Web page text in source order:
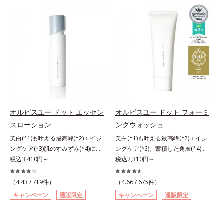
いメイクを落とす際は、乾いた手に
ください。3.メイクとなじんだら、
リと透明感を。効果的なシナジー設
計で、あなたのエイジングケアを応
援します。*1 メラニンの生成を抑
え、シミ・ソバカスを防ぐ（ウォッ
シュ除く）*2 オルビス内スキンケ
アシリーズの保湿力*3 年齢に応じ
たお手入れのこと*4 うるおいによ
る*5 乾燥、ハリ・ツヤのなさ
キス配合＝うるおいを与えハリと透
明感に満ちた肌へ導く保湿成分*9
メマツヨイグサ抽出液、スイカズラ
エキス配合＝角層のすみずみまで水
分・油分を保ち、ハリ・ツヤを与え
る保湿成分*10 気持ちのことアレ
ルギーテスト済＝全ての方にアレル
ギーが起こらないということではあ
りません。
ーラ化成は独自の先端研究により、
に成功。毛穴よりはるかに小さい超
微粒子とオイルが肌と汚れの間に入
り込み、小さくばらけて肌表面にう
することを防止し、細かい毛穴汚れ
をごっそりするん！角栓溶解オイル
(*4)が詰まりや黒ずみも溶かして、
毛穴の目立ちにくいすべすべ肌に洗
い上げます。大人肌のためのくすみ
(*5)を晴らすアプローチによって圧
巻の洗浄力と保湿力を叶え、毛穴目
立ち(*6)や乾燥によるくすみをケア
し、毎日のメイクが楽しくなる晴れ
ことの根本原因に着目。加齢ととも
に現れる年齢サインについて研究を
進めたところ、弾力感のない状態で
ある「ハリのなさ」や、くすみ(*6)
などが現れている状態である「透明
感のなさ」が、大人の肌印象に大き
な影響を与えていることがわかりま
した。そこでオルビスユー ドット
配合。そして、従来から配合してい
る美白(*1)有効成分「トラネキサム
酸」を配合しました。さらに、シリ
ーズ共通の美容成分「GLルートブ
ースター(*9)」を配合することで、
肌のふっくら感や透明感を叶えま
す。美白ケアしながら多角的なエイ
ジングケアが叶うシリーズに。3ス
テップで上向き(*10)のハリと透明
オルビスユー ドット エッセン
スローション
美白(*1)も叶える最高峰(*2)エイジ
ングケア(*3)肌のすみずみ(*4)にし
みわたるうるおい充満ローション。
ハリも透明感(*5)も結果主義。年齢
サイン(*6)の因子に着目した肌科学
エイジングケア(*3)シリーズ。オル
ビスユー ドットシリーズは、年齢
税込3,410円～
（4.43 /719件）
キャンペーン
通販限定
オルビスユー ドット フォーミ
ングウォッシュ
美白(*1)も叶える最高峰(*2)エイジ
ングケア(*3)。蓄積した角層(*4)を
絡めとりくすみ(*5)を晴らす高密着
マイルドピーリング(*6)洗顔料。ハ
リも透明感(*7)も結果主義。年齢サ
イン(*8)の因子に着目した肌科学エ
イジングケア(*3)シリーズ。オルビ
税込2,310円～
（4.66 / 675件）
キャンペーン
通販限定